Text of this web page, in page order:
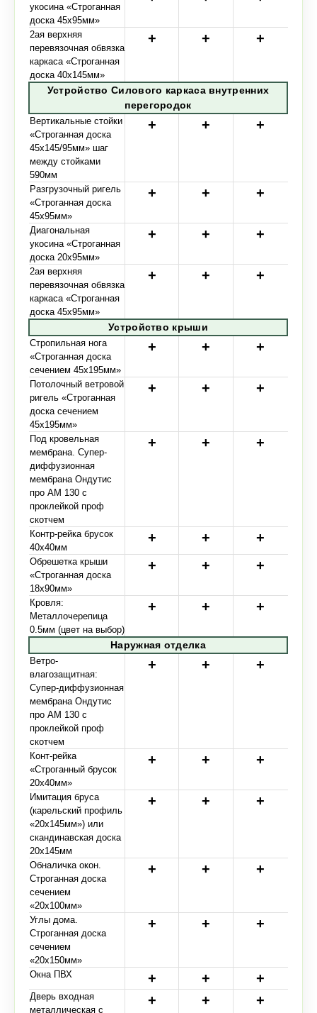
укосина «Строганная
доска 45х95мм»
2ая верхняя
перевязочная обвязка
каркаса «Строганная
доска 40х145мм»
Устройство Силового каркаса внутренних
перегородок
Вертикальные стойки
«Строганная доска
45х145/95мм» шаг
между стойками
590мм
Разгрузочный ригель
«Строганная доска
45х95мм»
Диагональная
укосина «Строганная
доска 20х95мм»
2ая верхняя
перевязочная обвязка
каркаса «Строганная
доска 45х95мм»
Устройство крыши
Стропильная нога
«Строганная доска
сечением 45х195мм»
Потолочный ветровой
ригель «Строганная
доска сечением
45х195мм»
Под кровельная
мембрана. Супер-
диффузионная
мембрана Ондутис
про АМ 130 с
проклейкой проф
скотчем
Контр-рейка брусок
40х40мм
Обрешетка крыши
«Строганная доска
18х90мм»
Кровля:
Металлочерепица
0.5мм (цвет на выбор)
Наружная отделка
Ветро-
влагозащитная:
Супер-диффузионная
мембрана Ондутис
про АМ 130 с
проклейкой проф
скотчем
Конт-рейка
«Строганный брусок
20х40мм»
Имитация бруса
(карельский профиль
«20х145мм») или
скандинавская доска
20х145мм
Обналичка окон.
Строганная доска
сечением
«20х100мм»
Углы дома.
Строганная доска
сечением
«20х150мм»
Окна ПВХ
Дверь входная
металлическая с